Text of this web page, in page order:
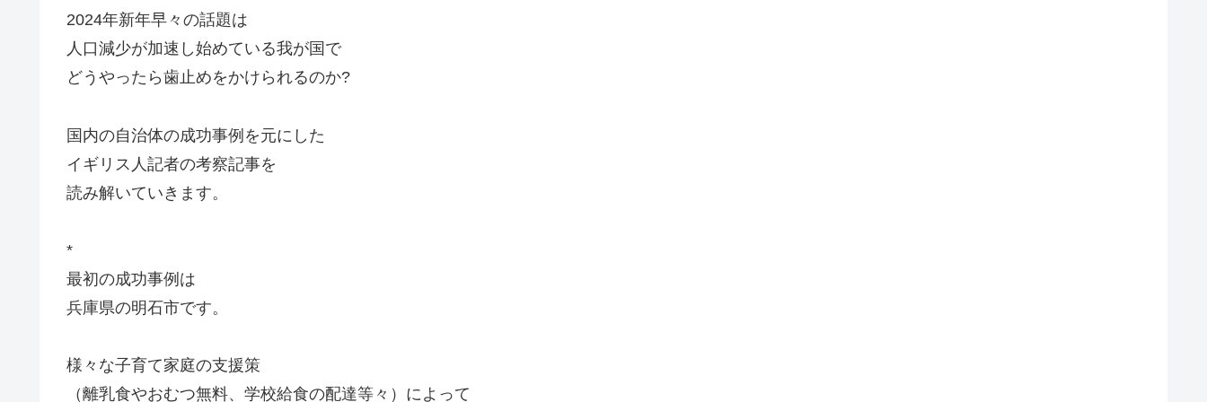
2024年新年早々の話題は
人口減少が加速し始めている我が国で
どうやったら歯止めをかけられるのか?
国内の自治体の成功事例を元にした
イギリス人記者の考察記事を
読み解いていきます。
*
最初の成功事例は
兵庫県の明石市です。
様々な子育て家庭の支援策
（離乳食やおむつ無料、学校給食の配達等々）によって